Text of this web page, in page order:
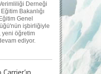
Derneği
Bakanlığı
Genel
işbirliğiyle
yeni öğretim
ediyor.